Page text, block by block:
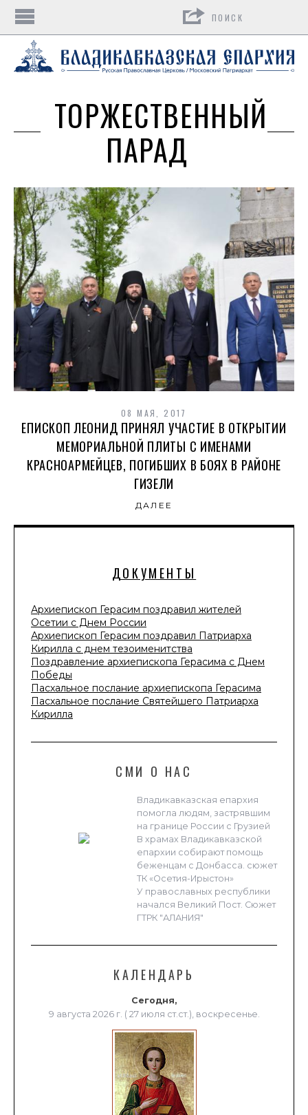
ДОКУМЕНТЫ
Архиепископ Герасим поздравил жителей
Осетии с Днем России
Архиепископ Герасим поздравил Патриарха
Кирилла с днем тезоименитства
Поздравление архиепископа Герасима с Днем
Победы
Пасхальное послание архиепископа Герасима
Пасхальное послание Святейшего Патриарха
Кирилла
СМИ О НАС
Владикавказская епархия
помогла людям, застрявшим
на границе России с Грузией
В храмах Владикавказской
епархии собирают помощь
беженцам с Донбасса. сюжет
ТК «Осетия-Ирыстон»
У православных республики
начался Великий Пост. Сюжет
ГТРК "АЛАНИЯ"
КАЛЕНДАРЬ
Сегодня,
9 августа 2026 г. ( 27 июля ст.ст.), воскресенье.
ТОРЖЕСТВЕННЫЙ
ПАРАД
08 МАЯ, 2017
ЕПИСКОП ЛЕОНИД ПРИНЯЛ УЧАСТИЕ В ОТКРЫТИИ
МЕМОРИАЛЬНОЙ ПЛИТЫ С ИМЕНАМИ
КРАСНОАРМЕЙЦЕВ, ПОГИБШИХ В БОЯХ В РАЙОНЕ
ГИЗЕЛИ
ДАЛЕЕ